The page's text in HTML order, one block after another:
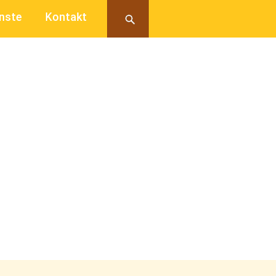
Kontakt